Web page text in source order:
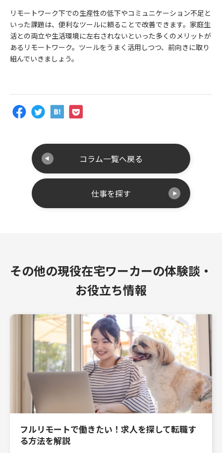
リモートワーク下での生産性の低下やコミュニケーション不足と
いった課題は、便利なツールに頼ることで改善できます。家庭生
活との両立や生活環境に左右されないといった多くのメリットが
あるリモートワーク。ツールをうまく活用しつつ、前向きに取り
組んでいきましょう。
コラム一覧へ戻る
仕事を探す
その他の現役在宅ワーカーの体験談・
お役立ち情報
フルリモートで働きたい！求人を探して転職す
る方法を解説